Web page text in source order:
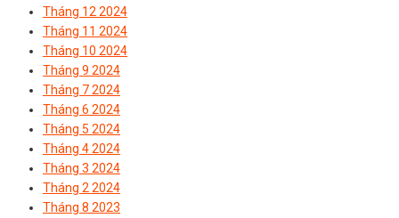
Tháng 12 2024
Tháng 11 2024
Tháng 10 2024
Tháng 9 2024
Tháng 7 2024
Tháng 6 2024
Tháng 5 2024
Tháng 4 2024
Tháng 3 2024
Tháng 2 2024
Tháng 8 2023